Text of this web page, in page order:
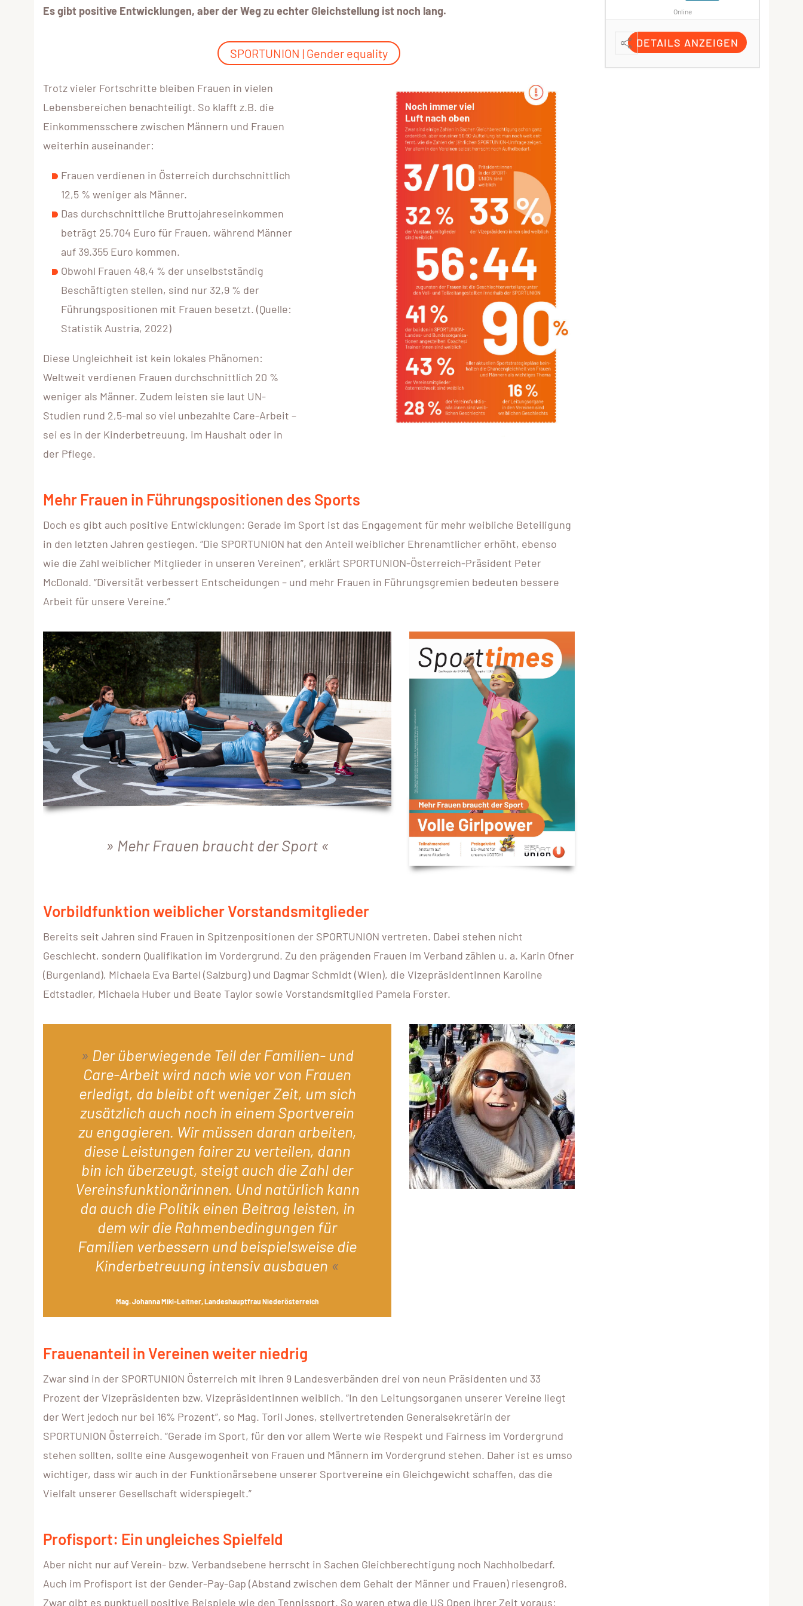
Es gibt positive Entwicklungen, aber der Weg zu echter Gleichstellung ist noch lang.
SPORTUNION | Gender equality
Trotz vieler Fortschritte bleiben Frauen in vielen
Lebensbereichen benachteiligt. So klafft z.B. die
Einkommensschere zwischen Männern und Frauen
weiterhin auseinander:
Frauen verdienen in Österreich durchschnittlich
12,5 % weniger als Männer.
Das durchschnittliche Bruttojahreseinkommen
beträgt 25.704 Euro für Frauen, während Männer
auf 39.355 Euro kommen.
Obwohl Frauen 48,4 % der unselbstständig
Beschäftigten stellen, sind nur 32,9 % der
Führungspositionen mit Frauen besetzt. (Quelle:
Statistik Austria, 2022)
Diese Ungleichheit ist kein lokales Phänomen:
Weltweit verdienen Frauen durchschnittlich 20 %
weniger als Männer. Zudem leisten sie laut UN-
Studien rund 2,5-mal so viel unbezahlte Care-Arbeit –
sei es in der Kinderbetreuung, im Haushalt oder in
der Pflege.
Mehr Frauen in Führungspositionen des Sports
Doch es gibt auch positive Entwicklungen: Gerade im Sport ist das Engagement für mehr weibliche Beteiligung
in den letzten Jahren gestiegen. “Die SPORTUNION hat den Anteil weiblicher Ehrenamtlicher erhöht, ebenso
wie die Zahl weiblicher Mitglieder in unseren Vereinen”, erklärt SPORTUNION-Österreich-Präsident Peter
McDonald. “Diversität verbessert Entscheidungen – und mehr Frauen in Führungsgremien bedeuten bessere
Arbeit für unsere Vereine.”
Mehr Frauen braucht der Sport
Vorbildfunktion weiblicher Vorstandsmitglieder
Bereits seit Jahren sind Frauen in Spitzenpositionen der SPORTUNION vertreten. Dabei stehen nicht
Geschlecht, sondern Qualifikation im Vordergrund. Zu den prägenden Frauen im Verband zählen u. a. Karin Ofner
(Burgenland), Michaela Eva Bartel (Salzburg) und Dagmar Schmidt (Wien), die Vizepräsidentinnen Karoline
Edtstadler, Michaela Huber und Beate Taylor sowie Vorstandsmitglied Pamela Forster.
Der überwiegende Teil der Familien- und
Care-Arbeit wird nach wie vor von Frauen
erledigt, da bleibt oft weniger Zeit, um sich
zusätzlich auch noch in einem Sportverein
zu engagieren. Wir müssen daran arbeiten,
diese Leistungen fairer zu verteilen, dann
bin ich überzeugt, steigt auch die Zahl der
Vereinsfunktionärinnen. Und natürlich kann
da auch die Politik einen Beitrag leisten, in
dem wir die Rahmenbedingungen für
Familien verbessern und beispielsweise die
Kinderbetreuung intensiv ausbauen
Mag. Johanna Mikl-Leitner, Landeshauptfrau Niederösterreich
Frauenanteil in Vereinen weiter niedrig
Zwar sind in der SPORTUNION Österreich mit ihren 9 Landesverbänden drei von neun Präsidenten und 33
Prozent der Vizepräsidenten bzw. Vizepräsidentinnen weiblich. “In den Leitungsorganen unserer Vereine liegt
der Wert jedoch nur bei 16% Prozent”, so Mag. Toril Jones, stellvertretenden Generalsekretärin der
SPORTUNION Österreich. “Gerade im Sport, für den vor allem Werte wie Respekt und Fairness im Vordergrund
stehen sollten, sollte eine Ausgewogenheit von Frauen und Männern im Vordergrund stehen. Daher ist es umso
wichtiger, dass wir auch in der Funktionärsebene unserer Sportvereine ein Gleichgewicht schaffen, das die
Vielfalt unserer Gesellschaft widerspiegelt.”
Profisport: Ein ungleiches Spielfeld
Aber nicht nur auf Verein- bzw. Verbandsebene herrscht in Sachen Gleichberechtigung noch Nachholbedarf.
Auch im Profisport ist der Gender-Pay-Gap (Abstand zwischen dem Gehalt der Männer und Frauen) riesengroß.
Zwar gibt es punktuell positive Beispiele wie den Tennissport. So waren etwa die US Open ihrer Zeit voraus:
ONLINE
DETAILS ANZEIGEN